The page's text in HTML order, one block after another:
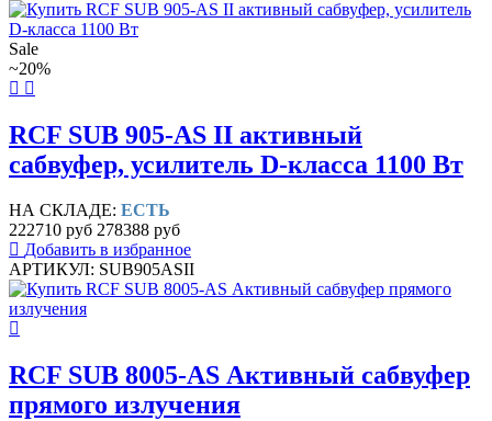
Sale
~20%
RCF SUB 905-AS II активный
сабвуфер, усилитель D-класса 1100 Вт
НА СКЛАДЕ: ЕСТЬ
222710 руб 278388 руб
Добавить в избранное
АРТИКУЛ: SUB905ASII
RCF SUB 8005-AS Активный сабвуфер
прямого излучения